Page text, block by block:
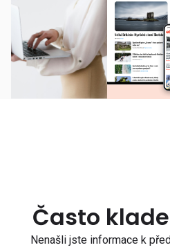
Často
Nenašli jste informace k